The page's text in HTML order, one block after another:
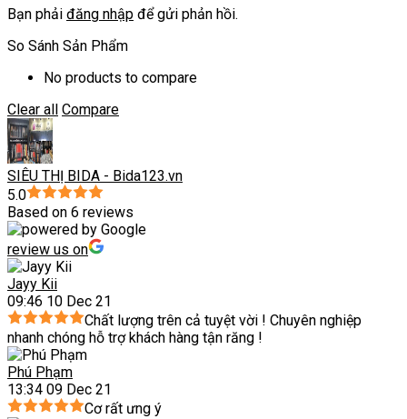
Bạn phải đăng nhập để gửi phản hồi.
So Sánh Sản Phẩm
No products to compare
Clear all Compare
SIÊU THỊ BIDA - Bida123.vn
5.0
Based on 6 reviews
review us on
Jayy Kii
09:46 10 Dec 21
Chất lượng trên cả tuyệt vời ! Chuyên nghiệp
nhanh chóng hỗ trợ khách hàng tận răng !
Phú Phạm
13:34 09 Dec 21
Cơ rất ưng ý